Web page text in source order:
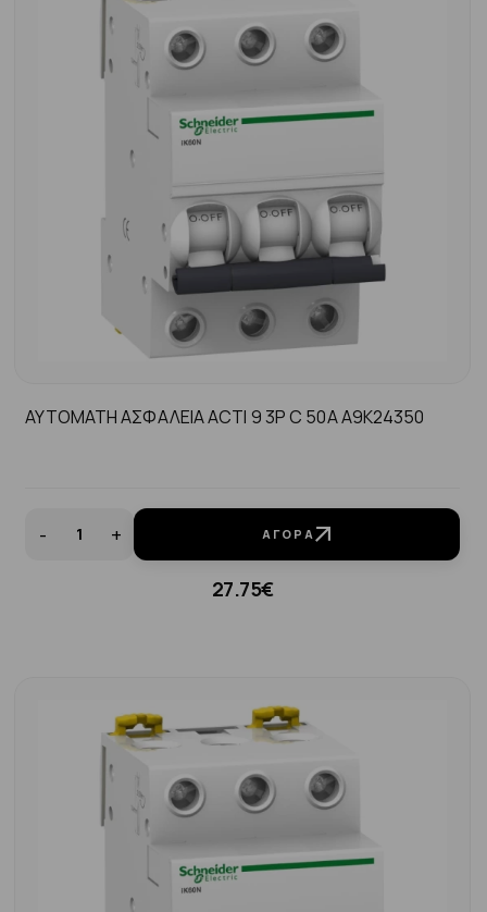
ΑΥΤΟΜΑΤΗ ΑΣΦΑΛΕΙΑ ACTI 9 3P C 50A A9K24350
- + ΑΓΟΡΆ
27.75€